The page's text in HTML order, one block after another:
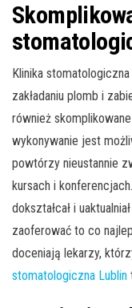
Klinika
zakładaniu plomb i
również
wykonywanie jest
powtórzy nieustannie
kursach i
dokształcał i
zaoferować to co
doceniają lekarzy,
stomatologiczna Lublin